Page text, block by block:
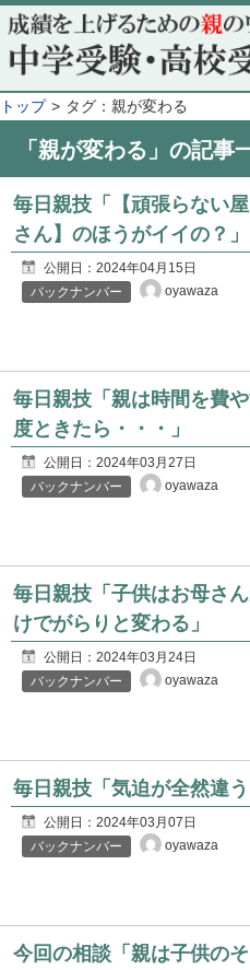
トップ タグ：親が変わる
「親が変わる」の記事
毎日親技「【頑張らない
さん】のほうがイイの？」
公開日： 2024年04月15日
バックナンバー
oyawaza
毎日親技「親は時間を費
度ときたら・・・」
公開日： 2024年03月27日
バックナンバー
oyawaza
毎日親技「子供はお母さ
けでがらりと変わる」
公開日： 2024年03月24日
バックナンバー
oyawaza
毎日親技「気迫が全然違う
公開日： 2024年03月07日
バックナンバー
oyawaza
今回の相談「親は子供の